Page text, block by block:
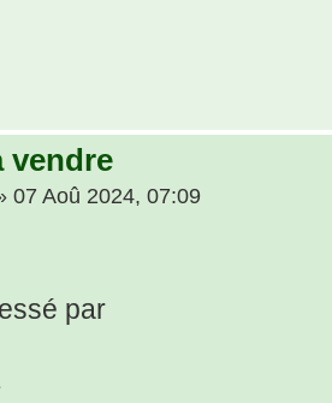
vendre
07 Aoû 2024, 07:09
par